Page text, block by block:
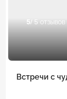
5/ 5 отзывов
Встречи с